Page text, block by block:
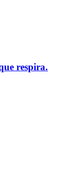
respira.